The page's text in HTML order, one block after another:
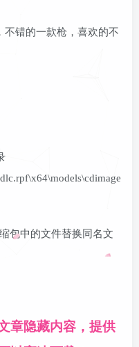
不错的一款枪，喜欢的不
包中的文件替换同名文
章隐藏内容，提供